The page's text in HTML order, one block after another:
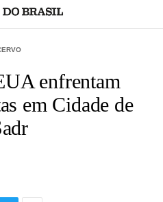
enfrentam
em Cidade de